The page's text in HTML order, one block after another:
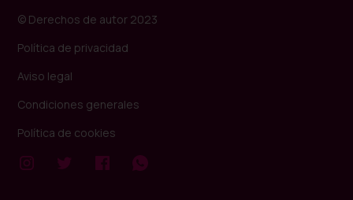
© Derechos de autor 2023
Política de privacidad
Aviso legal
Condiciones generales
Política de cookies